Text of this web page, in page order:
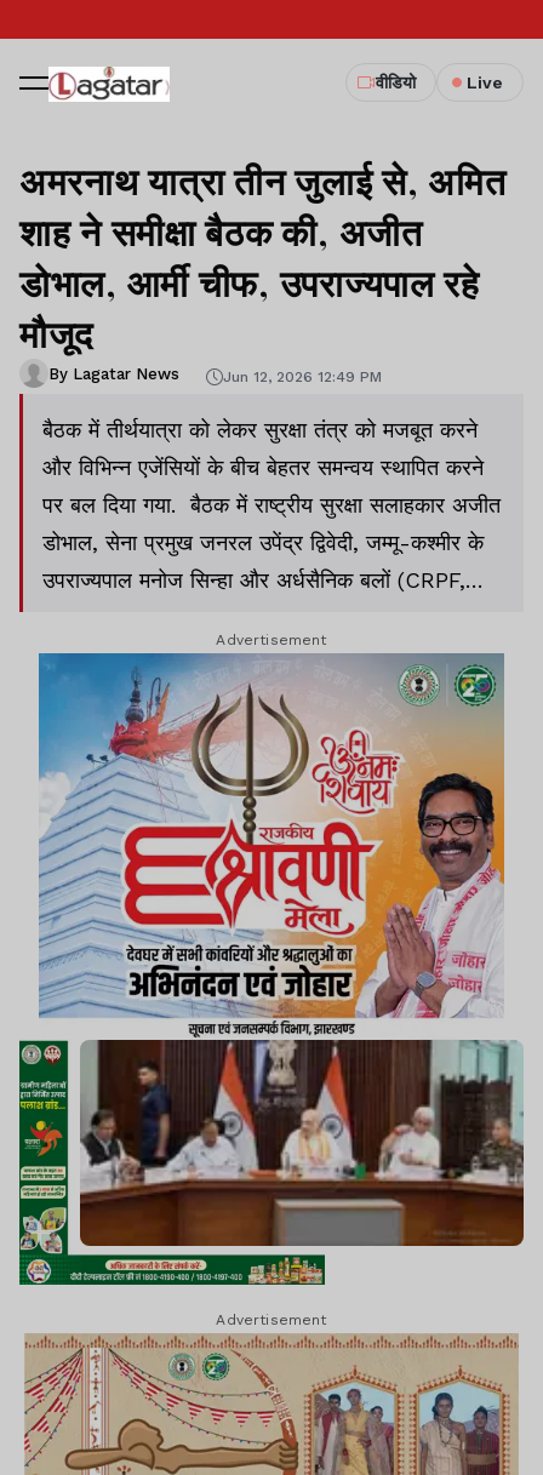
वीडियो Live
अमरनाथ यात्रा तीन जुलाई से, अमित
शाह ने समीक्षा बैठक की, अजीत
डोभाल, आर्मी चीफ, उपराज्यपाल रहे
मौजूद
By Lagatar News Jun 12, 2026 12:49 PM
बैठक में तीर्थयात्रा को लेकर सुरक्षा तंत्र को मजबूत करने
और विभिन्न एजेंसियों के बीच बेहतर समन्वय स्थापित करने
पर बल दिया गया. बैठक में राष्ट्रीय सुरक्षा सलाहकार अजीत
डोभाल, सेना प्रमुख जनरल उपेंद्र द्विवेदी, जम्मू-कश्मीर के
उपराज्यपाल मनोज सिन्हा और अर्धसैनिक बलों (CRPF,
शामिल हुए.
Advertisement
Advertisement